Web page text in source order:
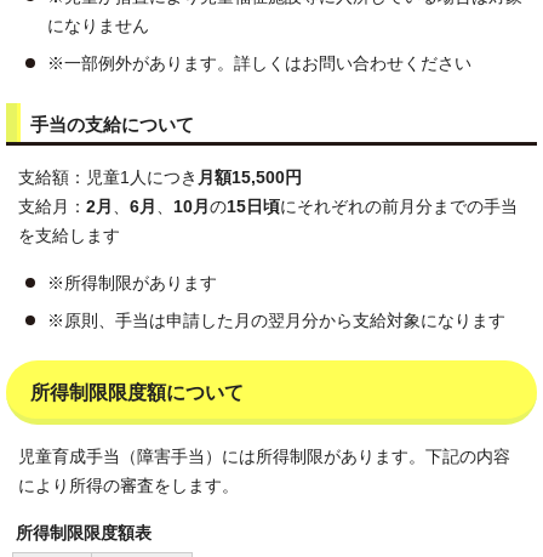
になりません
※一部例外があります。詳しくはお問い合わせください
手当の支給について
支給額：児童1人につき 月額15,500円
支給月： 2月 、 6月 、 10月 の15日頃にそれぞれの前月分までの手当
を支給します
※所得制限があります
※原則、手当は申請した月の翌月分から支給対象になります
所得制限限度額について
児童育成手当（障害手当）には所得制限があります。下記の内容
により所得の審査をします。
所得制限限度額表